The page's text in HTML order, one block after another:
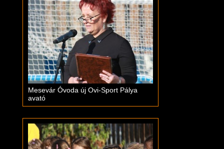
Mesevár Óvoda új Ovi-Sport Pálya
avató